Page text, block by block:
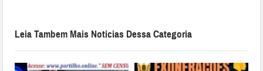
Leia Tambem Mais Noticias Dessa Categoria